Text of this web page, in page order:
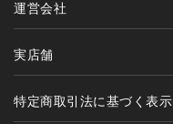
運営会社
実店舗
特定商取引法に基づく表示